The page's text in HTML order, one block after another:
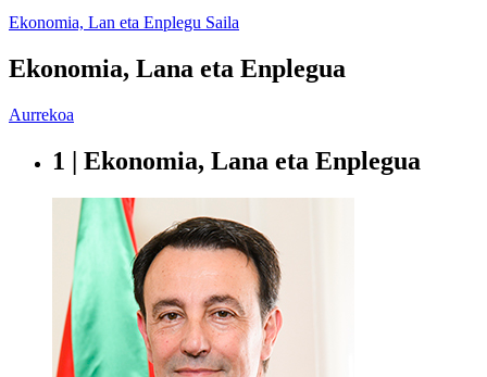
Ekonomia, Lan eta Enplegu Saila
Ekonomia, Lana eta Enplegua
Aurrekoa
1 | Ekonomia, Lana eta Enplegua